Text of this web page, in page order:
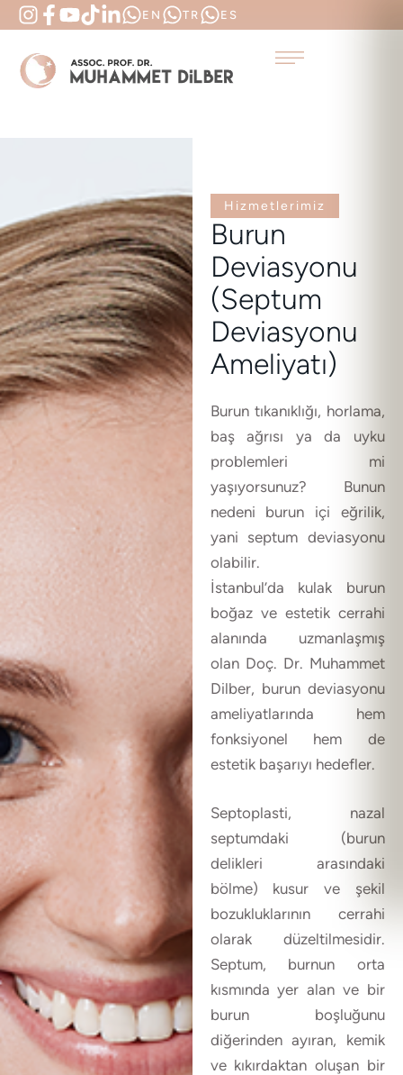
EN TR ES
Hizmetlerimiz
Burun
Deviasyonu
(Septum
Deviasyonu
Ameliyatı)
Burun tıkanıklığı, horlama,
baş ağrısı ya da uyku
problemleri mi
yaşıyorsunuz? Bunun
nedeni burun içi eğrilik,
yani septum deviasyonu
olabilir.
İstanbul’da kulak burun
boğaz ve estetik cerrahi
alanında uzmanlaşmış
olan Doç. Dr. Muhammet
Dilber, burun deviasyonu
ameliyatlarında hem
fonksiyonel hem de
estetik başarıyı hedefler.
Septoplasti, nazal
septumdaki (burun
delikleri arasındaki
bölme) kusur ve şekil
bozukluklarının cerrahi
olarak düzeltilmesidir.
Septum, burnun orta
kısmında yer alan ve bir
burun boşluğunu
diğerinden ayıran, kemik
ve kıkırdaktan oluşan bir